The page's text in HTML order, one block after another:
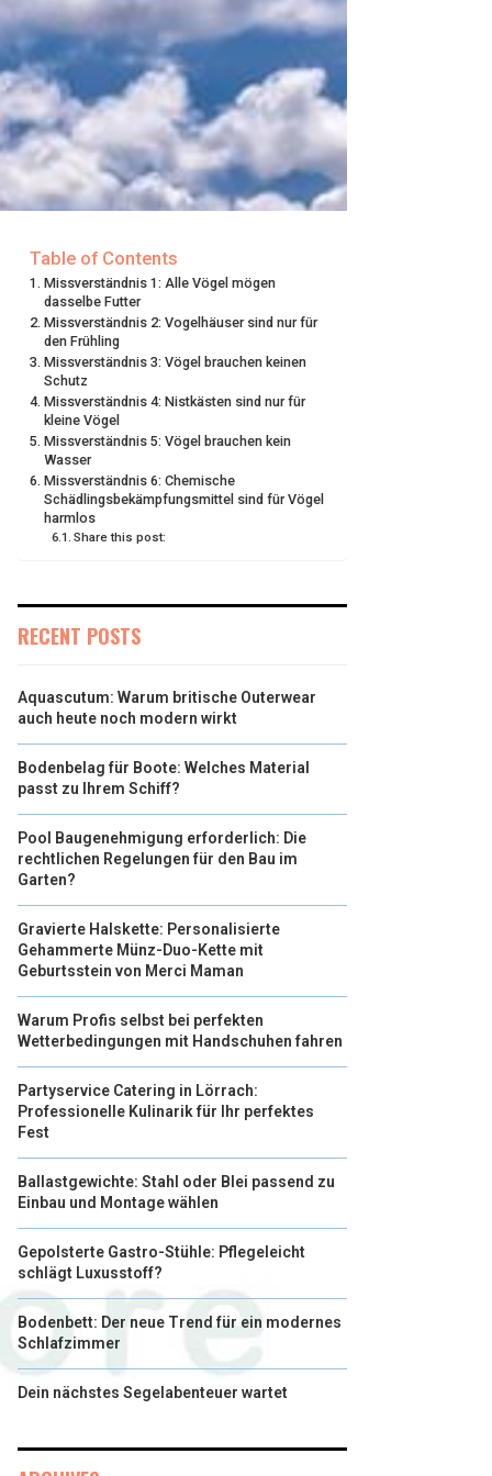
Table of Contents
Missverständnis 1: Alle Vögel mögen
dasselbe Futter
Missverständnis 2: Vogelhäuser sind nur für
den Frühling
Missverständnis 3: Vögel brauchen keinen
Schutz
Missverständnis 4: Nistkästen sind nur für
kleine Vögel
Missverständnis 5: Vögel brauchen kein
Wasser
Missverständnis 6: Chemische
Schädlingsbekämpfungsmittel sind für Vögel
harmlos
Share this post:
RECENT POSTS
Aquascutum: Warum britische Outerwear
auch heute noch modern wirkt
Bodenbelag für Boote: Welches Material
passt zu Ihrem Schiff?
Pool Baugenehmigung erforderlich: Die
rechtlichen Regelungen für den Bau im
Garten?
Gravierte Halskette: Personalisierte
Gehammerte Münz-Duo-Kette mit
Geburtsstein von Merci Maman
Warum Profis selbst bei perfekten
Wetterbedingungen mit Handschuhen fahren
Partyservice Catering in Lörrach:
Professionelle Kulinarik für Ihr perfektes
Fest
Ballastgewichte: Stahl oder Blei passend zu
Einbau und Montage wählen
Gepolsterte Gastro-Stühle: Pflegeleicht
schlägt Luxusstoff?
Bodenbett: Der neue Trend für ein modernes
Schlafzimmer
Dein nächstes Segelabenteuer wartet